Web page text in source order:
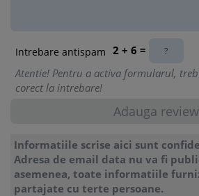
Intrebare antispam 2 + 6 =
Atentie! Pentru a activa formularul,
corect la intrebare!
Informatiile scrise aici sunt
Adresa de email data nu va fi
asemenea, toate informatiile
partajate cu terte persoane.